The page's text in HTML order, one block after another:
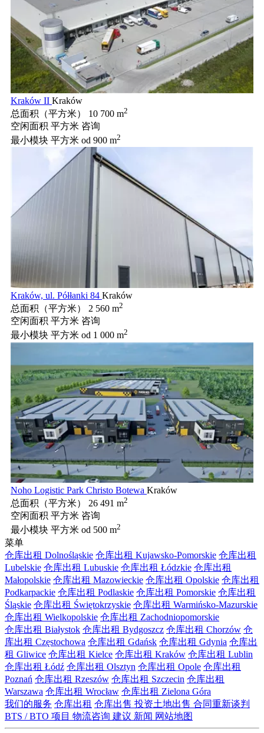
Kraków II Kraków
总面积（平方米）
10 700 m2
空闲面积 平方米 咨询
最小模块 平方米 od 900 m2
Kraków, ul. Półłanki 84 Kraków
总面积（平方米）
2 560 m2
空闲面积 平方米 咨询
最小模块 平方米 od 1 000 m2
Noho Logistic Park Christo Botewa Kraków
总面积（平方米）
26 491 m2
空闲面积 平方米 咨询
最小模块 平方米 od 500 m2
菜单
仓库出租 Dolnośląskie 仓库出租 Kujawsko-Pomorskie 仓库出租
Lubelskie 仓库出租 Lubuskie 仓库出租 Łódzkie 仓库出租
Małopolskie 仓库出租 Mazowieckie 仓库出租 Opolskie 仓库出租
Podkarpackie 仓库出租 Podlaskie 仓库出租 Pomorskie 仓库出租
Śląskie 仓库出租 Świętokrzyskie 仓库出租 Warmińsko-Mazurskie
仓库出租 Wielkopolskie 仓库出租 Zachodniopomorskie
仓库出租 Białystok 仓库出租 Bydgoszcz 仓库出租 Chorzów 仓
库出租 Częstochowa 仓库出租 Gdańsk 仓库出租 Gdynia 仓库出
租 Gliwice 仓库出租 Kielce 仓库出租 Kraków 仓库出租 Lublin
仓库出租 Łódź 仓库出租 Olsztyn 仓库出租 Opole 仓库出租
Poznań 仓库出租 Rzeszów 仓库出租 Szczecin 仓库出租
Warszawa 仓库出租 Wrocław 仓库出租 Zielona Góra
我们的服务 仓库出租 仓库出售 投资土地出售 合同重新谈判
BTS / BTO 项目 物流咨询 建议 新闻 网站地图